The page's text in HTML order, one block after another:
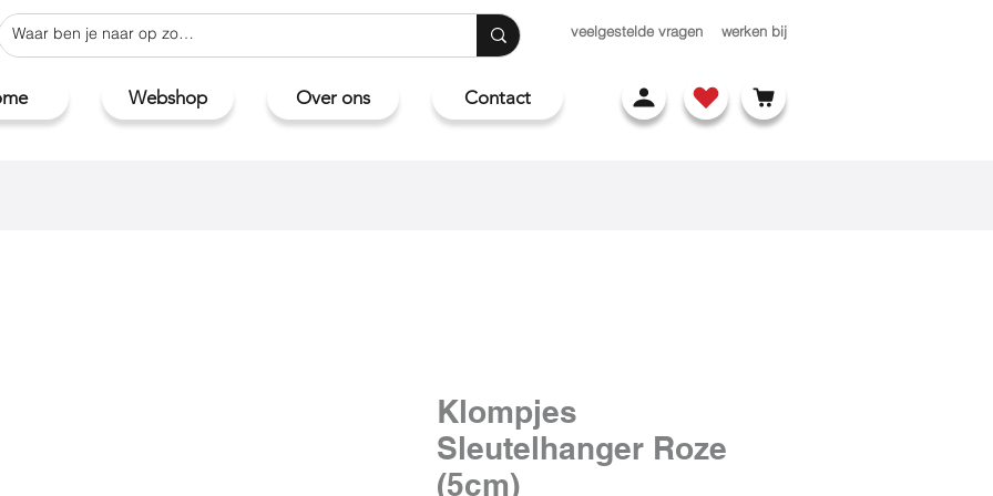
veelgestelde vragen werken bij
Webshop Over ons Contact
Klompjes
Sleutelhanger Roze
(5cm)